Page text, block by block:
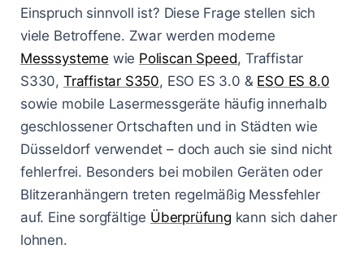
Einspruch sinnvoll ist? Diese Frage stellen sich
viele Betroffene. Zwar werden moderne
Messsysteme wie Poliscan Speed, Traffistar
S330, Traffistar S350, ESO ES 3.0 & ESO ES 8.0
sowie mobile Lasermessgeräte häufig innerhalb
geschlossener Ortschaften und in Städten wie
Düsseldorf verwendet – doch auch sie sind nicht
fehlerfrei. Besonders bei mobilen Geräten oder
Blitzeranhängern treten regelmäßig Messfehler
auf. Eine sorgfältige Überprüfung kann sich daher
lohnen.